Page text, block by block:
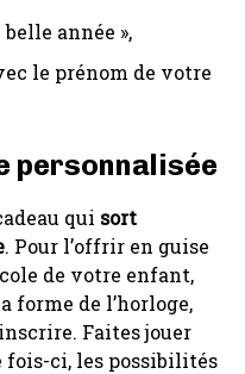
année »,
le prénom de votre
personnalisée
qui sort
. Pour l’offrir en guise
de votre enfant,
forme de l’horloge,
Faites jouer
ci, les possibilités